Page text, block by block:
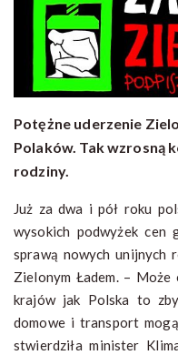
Potężne uderzenie
Polaków. Tak wzrosną
rodziny.
Już za dwa i pół roku
wysokich podwyżek cen
sprawą nowych unijnych
Zielonym Ładem. –
krajów jak Polska to
domowe i transport
stwierdziła minister